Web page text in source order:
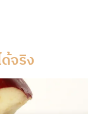
จริง